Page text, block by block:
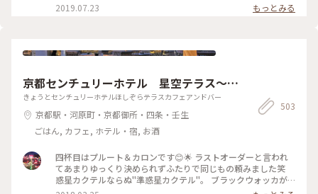
2019.07.23
もっとみる
京都センチュリーホテル 星空テラス～C
afe＆Bar～
きょうとセンチュリーホテルほしぞらテラスカフェアンドバー
京都駅・河原町・京都御所・四条・壬生
ごはん, カフェ, ホテル・宿, お酒
503
四杯目はプルート＆カロンです😊🌟 ラストオーダーと言われ
てあまりゆっくり決められずふたりで同じもの頼みました笑
惑星カクテルならぬ"準惑星カクテル"。 ブラックウォッカが
ベースということしかわからないままウォッカ好きだからと頼